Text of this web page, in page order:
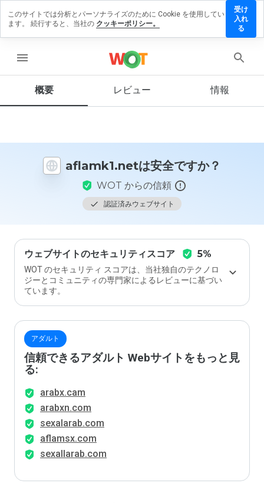
menu
概要 レビュー 情報
aflamk1.netは安全ですか？
WOT からの信頼
認証済みウェブサイト
ウェブサイトのセキュリティスコア 5%
WOT のセキュリティ スコアは、当社独自のテクノロ
ジーとコミュニティの専門家によるレビューに基づい
ています。
アダルト
信頼できるアダルト Webサイトをもっと見
る:
arabx.cam
arabxn.com
sexalarab.com
aflamsx.com
sexallarab.com
ビュー
す
この
イト
価し
ます
か？
このサイトでは分析とパーソナライズのために Cookie を使用してい
ます。 続行すると、当社の クッキーポリシー。
受け
入れ
る